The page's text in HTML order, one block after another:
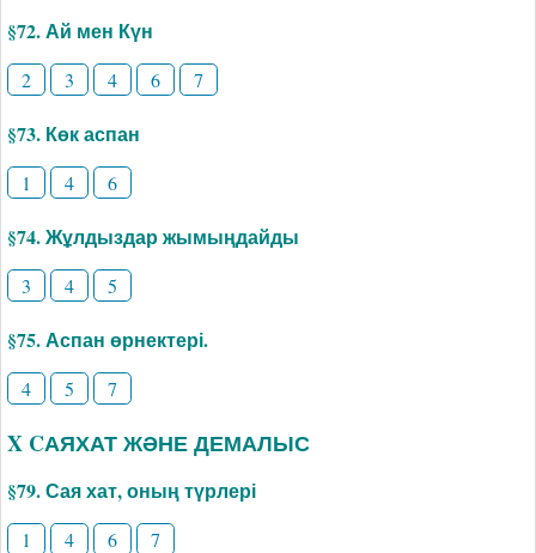
§72. Ай мен Күн
2 3 4 6 7
§73. Көк аспан
1 4 6
§74. Жұлдыздар жымыңдайды
3 4 5
§75. Аспан өрнектері.
4 5 7
X CАЯХАТ ЖӘНЕ ДЕМАЛЫС
§79. Сая хат, оның түрлері
1 4 6 7